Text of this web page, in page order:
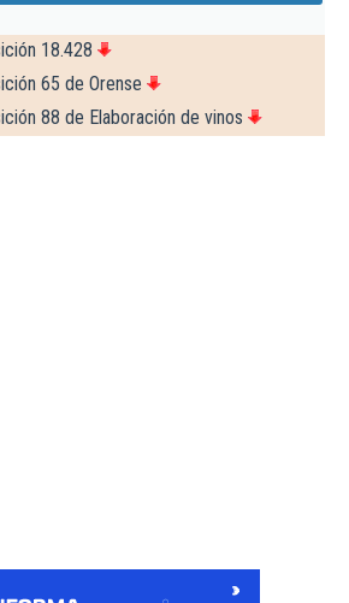
18.428
65 de Orense
88 de Elaboración de vinos